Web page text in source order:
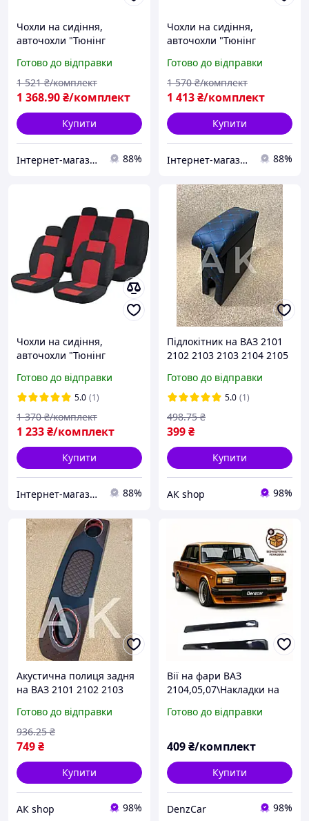
Чохли на сидіння,
авточохли "Тюнінг
сині
Готово до відправки
1 368.90₴/комплект
1 521 ₴/комплект
Купити
Інтернет-магазин "3S-Avto" 88%
Чохли на сидіння,
авточохли "Тюнінг
сірі
Готово до відправки
1 413₴/комплект
1 570 ₴/комплект
Купити
Інтернет-магазин "3S-Avto" 88%
Чохли на сидіння,
авточохли "Тюнінг
червоні
Готово до відправки
5.0 (1)
1 233₴/комплект
1 370 ₴/комплект
Купити
Інтернет-магазин "3S-Avto" 88%
Підлокітник на ВАЗ 2101
2102 2103 2103 2104 2105
із синьою строчкою
ТЮНІНГ
Готово до відправки
5.0 (1)
399₴
498.75 ₴
Купити
АК shop 98%
Акустична полиця задня
на ВАЗ 2101 2102 2103
РОМБ коричнева ТЮНІНГ
Готово до відправки
749₴
936.25 ₴
Купити
АК shop 98%
Вії на фари ВАЗ
2104,05,07\Накладки на
Готово до відправки
409₴/комплект
Купити
DenzCar 98%